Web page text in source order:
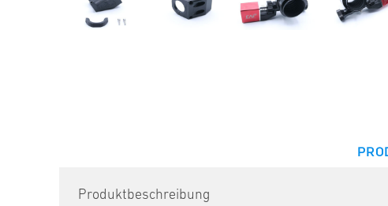
Produktbeschreibung